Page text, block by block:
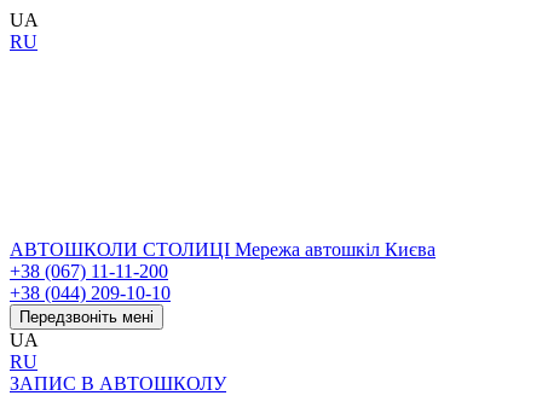
UA
RU
АВТОШКОЛИ СТОЛИЦІ Мережа автошкіл Києва
+38 (067) 11-11-200
+38 (044) 209-10-10
Передзвоніть мені
UA
RU
ЗАПИС В АВТОШКОЛУ